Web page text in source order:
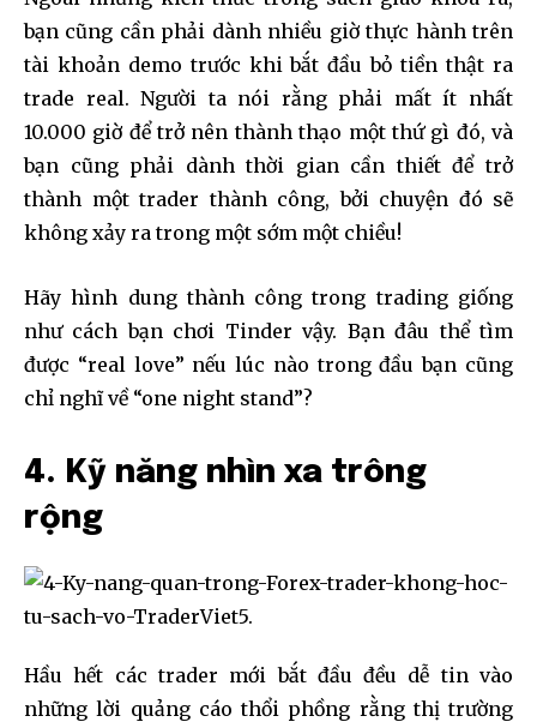
SUBSCRIBERS and be part of the
conversation.
To subscribe, simply enter your email address on our website
or click the subscribe button below. Don't worry, we respect
your privacy and won't spam your inbox. Your information is
safe with us.
SUBSCRIBE
I've read and accept thePrivacy Policy
Followers
bạn cũng cần phải dành nhiều giờ thực hành trên
tài khoản demo trước khi bắt đầu bỏ tiền thật ra
trade real. Người ta nói rằng phải mất ít nhất
10.000 giờ để trở nên thành thạo một thứ gì đó, và
bạn cũng phải dành thời gian cần thiết để trở
thành một trader thành công, bởi chuyện đó sẽ
không xảy ra trong một sớm một chiều!
Hãy hình dung thành công trong trading giống
như cách bạn chơi Tinder vậy. Bạn đâu thể tìm
được “real love” nếu lúc nào trong đầu bạn cũng
chỉ nghĩ về “one night stand”?
4. Kỹ năng nhìn xa trông
rộng
Hầu hết các trader mới bắt đầu đều dễ tin vào
những lời quảng cáo thổi phồng rằng thị trường